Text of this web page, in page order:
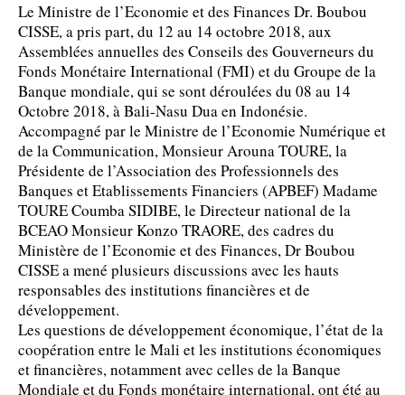
Le Ministre de l’Economie et des Finances Dr. Boubou
CISSE, a pris part, du 12 au 14 octobre 2018, aux
Assemblées annuelles des Conseils des Gouverneurs du
Fonds Monétaire International (FMI) et du Groupe de la
Banque mondiale, qui se sont déroulées du 08 au 14
Octobre 2018, à Bali-Nasu Dua en Indonésie.
Accompagné par le Ministre de l’Economie Numérique et
de la Communication, Monsieur Arouna TOURE, la
Présidente de l’Association des Professionnels des
Banques et Etablissements Financiers (APBEF) Madame
TOURE Coumba SIDIBE, le Directeur national de la
BCEAO Monsieur Konzo TRAORE, des cadres du
Ministère de l’Economie et des Finances, Dr Boubou
CISSE a mené plusieurs discussions avec les hauts
responsables des institutions financières et de
développement.
Les questions de développement économique, l’état de la
coopération entre le Mali et les institutions économiques
et financières, notamment avec celles de la Banque
Mondiale et du Fonds monétaire international, ont été au